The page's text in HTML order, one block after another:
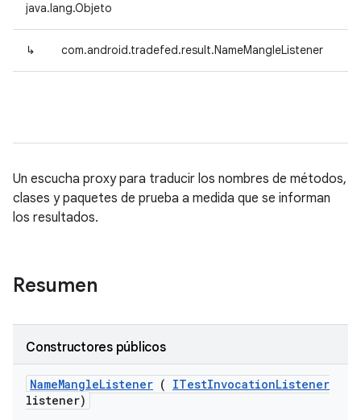
java.lang.Objeto
↳ com.android.tradefed.result.NameMangleListener
Un escucha proxy para traducir los nombres de métodos,
clases y paquetes de prueba a medida que se informan
los resultados.
Resumen
Constructores públicos
NameMangleListener ( ITestInvocationListener
listener)